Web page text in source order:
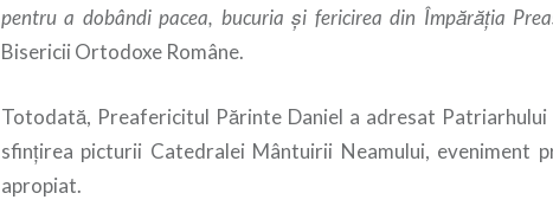
pentru a dobândi pacea, bucuria şi fericirea din Împărăţia
Bisericii Ortodoxe Române.
Totodată, Preafericitul Părinte Daniel a adresat
sfinţirea picturii Catedralei Mântuirii Neamului, eveniment
apropiat.